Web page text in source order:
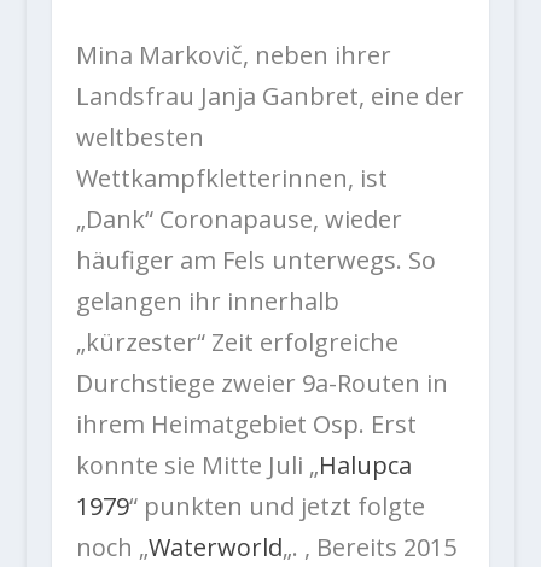
Mina Markovič, neben ihrer
Landsfrau Janja Ganbret, eine der
weltbesten
Wettkampfkletterinnen, ist
„Dank“ Coronapause, wieder
häufiger am Fels unterwegs. So
gelangen ihr innerhalb
„kürzester“ Zeit erfolgreiche
Durchstiege zweier 9a-Routen in
ihrem Heimatgebiet Osp. Erst
konnte sie Mitte Juli „Halupca
1979“ punkten und jetzt folgte
noch „Waterworld„. , Bereits 2015